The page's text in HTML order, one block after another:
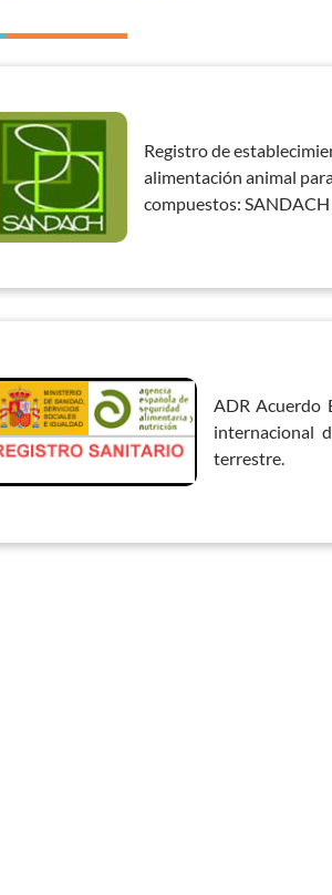
Registro de
alimentación animal
compuestos:
ADR Acuerdo
internacional
terrestre.